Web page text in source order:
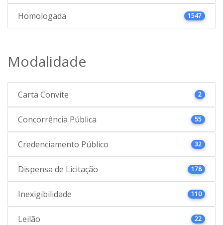
Homologada 1547
Modalidade
Carta Convite 2
Concorrência Pública 55
Credenciamento Público 32
Dispensa de Licitação 178
Inexigibilidade 110
Leilão 22